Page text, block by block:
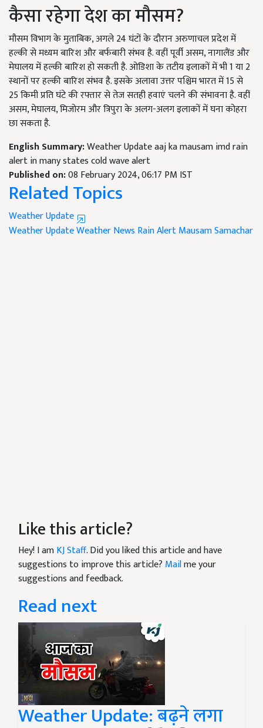
कैसा रहेगा देश का मौसम?
मौसम विभाग के मुताबिक, अगले 24 घंटों के दौरान अरुणाचल प्रदेश में
हल्की से मध्यम बारिश और बर्फबारी संभव है. वहीं पूर्वी असम, नागालैंड और
मेघालय में हल्की बारिश हो सकती है. ओडिशा के तटीय इलाकों में भी 1 या 2
स्थानों पर हल्की बारिश संभव है. इसके अलावा उत्तर पश्चिम भारत में 15 से
25 किमी प्रति घंटे की रफ्तार से तेज सतही हवाएं चलने की संभावना है. वहीं
असम, मेघालय, मिजोरम और त्रिपुरा के अलग-अलग इलाकों में घना कोहरा
छा सकता है.
English Summary:Weather Update aaj ka mausam imd rain
alert in many states cold wave alert
Published on:08 February 2024, 06:17 PM IST
Related Topics
Weather Update
Weather UpdateWeather News Rain AlertMausam Samachar
Like this article?
Hey! I amKJ Staff. Did you liked this article and have
suggestions to improve this article? Mailme your
suggestions and feedback.
Read next
Weather Update: बढ़ने लगा